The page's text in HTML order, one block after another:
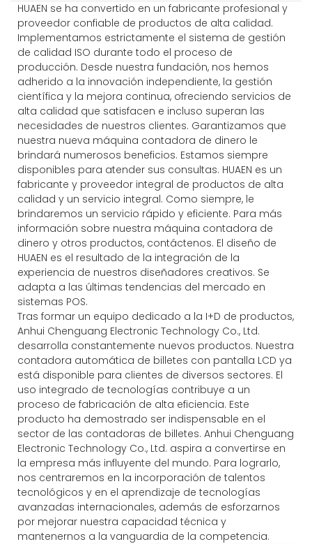
HUAEN se ha convertido en un fabricante profesional y
proveedor confiable de productos de alta calidad.
Implementamos estrictamente el sistema de gestión
de calidad ISO durante todo el proceso de
producción. Desde nuestra fundación, nos hemos
adherido a la innovación independiente, la gestión
científica y la mejora continua, ofreciendo servicios de
alta calidad que satisfacen e incluso superan las
necesidades de nuestros clientes. Garantizamos que
nuestra nueva máquina contadora de dinero le
brindará numerosos beneficios. Estamos siempre
disponibles para atender sus consultas. HUAEN es un
fabricante y proveedor integral de productos de alta
calidad y un servicio integral. Como siempre, le
brindaremos un servicio rápido y eficiente. Para más
información sobre nuestra máquina contadora de
dinero y otros productos, contáctenos. El diseño de
HUAEN es el resultado de la integración de la
experiencia de nuestros diseñadores creativos. Se
adapta a las últimas tendencias del mercado en
sistemas POS.
Tras formar un equipo dedicado a la I+D de productos,
Anhui Chenguang Electronic Technology Co., Ltd.
desarrolla constantemente nuevos productos. Nuestra
contadora automática de billetes con pantalla LCD ya
está disponible para clientes de diversos sectores. El
uso integrado de tecnologías contribuye a un
proceso de fabricación de alta eficiencia. Este
producto ha demostrado ser indispensable en el
sector de las contadoras de billetes. Anhui Chenguang
Electronic Technology Co., Ltd. aspira a convertirse en
la empresa más influyente del mundo. Para lograrlo,
nos centraremos en la incorporación de talentos
tecnológicos y en el aprendizaje de tecnologías
avanzadas internacionales, además de esforzarnos
por mejorar nuestra capacidad técnica y
mantenernos a la vanguardia de la competencia.